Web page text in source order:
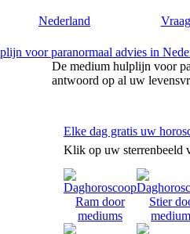
Nederland
De medium hulplijn voor
antwoord op al uw
Elke dag gratis uw
Klik op uw sterrenbeeld